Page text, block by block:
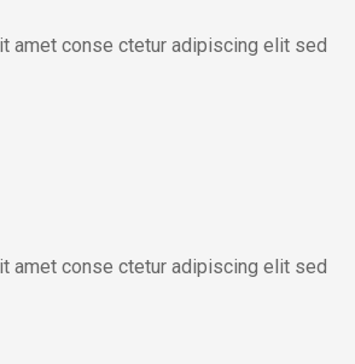
amet conse ctetur adipiscing elit sed
amet conse ctetur adipiscing elit sed